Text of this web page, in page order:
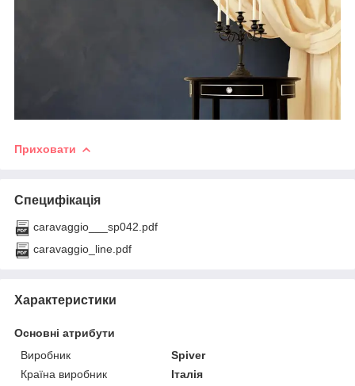
Приховати
Специфікація
caravaggio___sp042.pdf
caravaggio_line.pdf
Характеристики
Основні атрибути
Виробник
Spiver
Країна виробник
Італія